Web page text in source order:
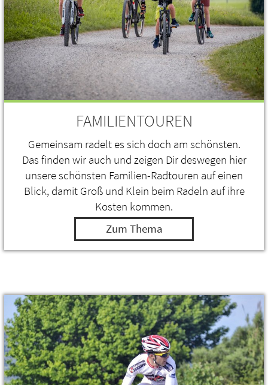
FAMILIENTOUREN
Gemeinsam radelt es sich doch am schönsten.
Das finden wir auch und zeigen Dir deswegen hier
unsere schönsten Familien-Radtouren auf einen
Blick, damit Groß und Klein beim Radeln auf ihre
Kosten kommen.
Zum Thema